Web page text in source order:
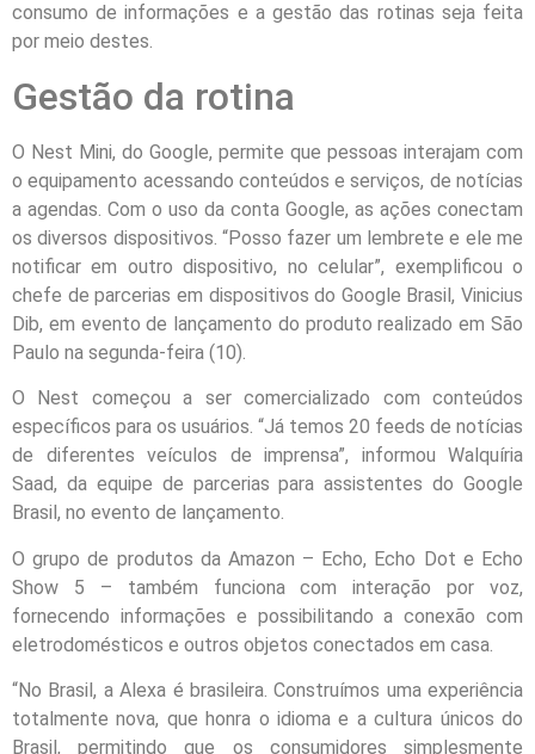
consumo de informações e a gestão das rotinas seja feita
por meio destes.
Gestão da rotina
O Nest Mini, do Google, permite que pessoas interajam com
o equipamento acessando conteúdos e serviços, de notícias
a agendas. Com o uso da conta Google, as ações conectam
os diversos dispositivos. “Posso fazer um lembrete e ele me
notificar em outro dispositivo, no celular”, exemplificou o
chefe de parcerias em dispositivos do Google Brasil, Vinicius
Dib, em evento de lançamento do produto realizado em São
Paulo na segunda-feira (10).
O Nest começou a ser comercializado com conteúdos
específicos para os usuários. “Já temos 20 feeds de notícias
de diferentes veículos de imprensa”, informou Walquíria
Saad, da equipe de parcerias para assistentes do Google
Brasil, no evento de lançamento.
O grupo de produtos da Amazon – Echo, Echo Dot e Echo
Show 5 – também funciona com interação por voz,
fornecendo informações e possibilitando a conexão com
eletrodomésticos e outros objetos conectados em casa.
“No Brasil, a Alexa é brasileira. Construímos uma experiência
totalmente nova, que honra o idioma e a cultura únicos do
Brasil, permitindo que os consumidores simplesmente